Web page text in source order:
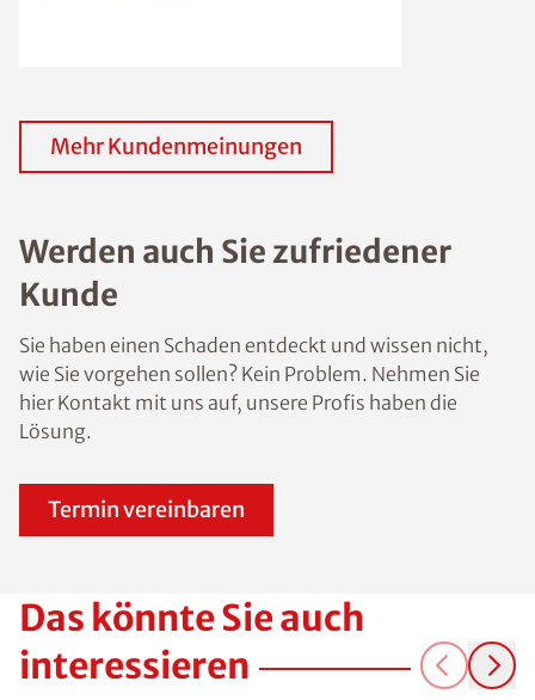
Mehr Kundenmeinungen
Werden auch Sie zufriedener
Kunde
Sie haben einen Schaden entdeckt und wissen nicht,
wie Sie vorgehen sollen? Kein Problem. Nehmen Sie
hier Kontakt mit uns auf, unsere Profis haben die
Lösung.
Termin vereinbaren
Das könnte Sie auch
interessieren